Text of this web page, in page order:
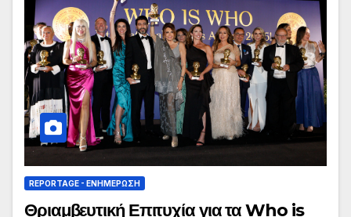
REPORTAGE - EΝΗΜΈΡΩΣΗ
Θριαμβευτική Επιτυχία για τα Who is